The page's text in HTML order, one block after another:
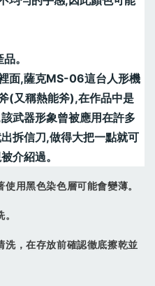
。
面,薩克MS-06這台人形機
(又稱熱能斧),在作品中是
武器形象曾被應用在許多
拆信刀,做得大把一點就可
介紹過。
用黑色染色層可能會變薄。
洗，在存放前確認徹底擦乾並